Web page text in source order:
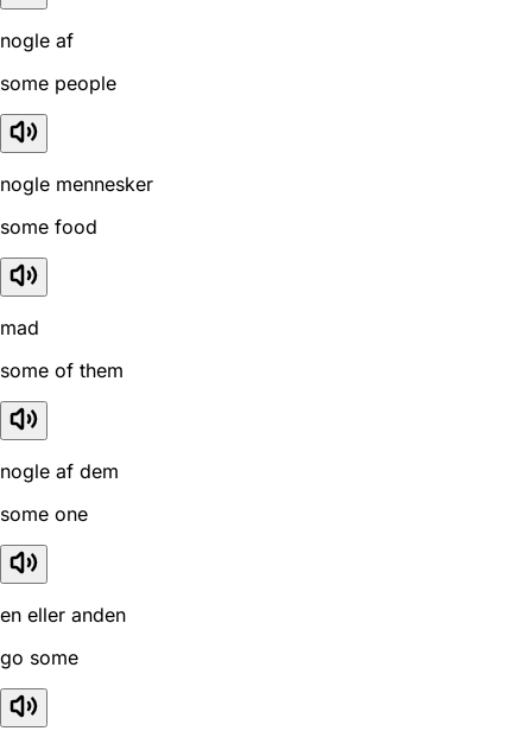
nogle af
some people
nogle mennesker
some food
mad
some of them
nogle af dem
some one
en eller anden
go some